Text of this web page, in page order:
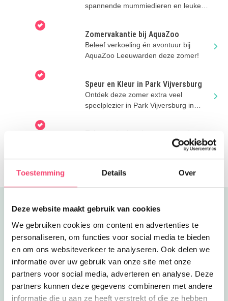
Toestemming Details Over
Deze website maakt gebruik van cookies
We gebruiken cookies om content en advertenties te
personaliseren, om functies voor social media te bieden
en om ons websiteverkeer te analyseren. Ook delen we
informatie over uw gebruik van onze site met onze
partners voor social media, adverteren en analyse. Deze
partners kunnen deze gegevens combineren met andere
informatie die u aan ze heeft verstrekt of die ze hebben
spannende mummiedieren en leuke
Zomervakantie bij AquaZoo
Beleef verkoeling én avontuur bij
AquaZoo Leeuwarden deze zomer!
Speur en Kleur in Park Vijversburg
Ontdek deze zomer extra veel
speelplezier in Park Vijversburg in
Tekenen in de tuin op zondag in de
Schuif deze zomervakantie aan voor
Uitgelicht